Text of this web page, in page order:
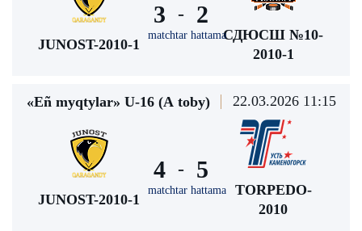
JUNOST-2010-1
3 -
matchtar hattama
2
СДЮСШ №10-
2010-1
«Eñ myqtylar» U-16 (А toby) 22.03.2026 11:15
JUNOST-2010-1
4 -
matchtar hattama
5
TORPEDO-
2010